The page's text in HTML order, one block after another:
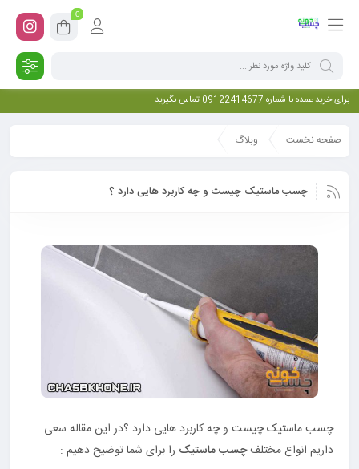
0
برای خرید عمده با شماره 09122414677 تماس بگیرید
صفحه نخست وبلاگ
چسب ماستیک چیست و چه کاربرد هایی دارد ؟
چسب ماستیک چیست و چه کاربرد هایی دارد ؟در این مقاله سعی
داریم انواع مختلفچسب ماستیک را برای شما توضیح دهیم :